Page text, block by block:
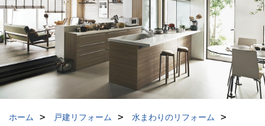
ホーム 戸建リフォーム
水まわりのリフォーム